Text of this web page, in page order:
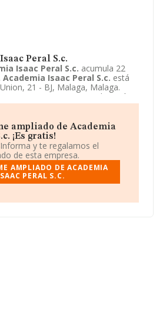
Peral S.c.
Isaac Peral S.c. acumula 22
Academia Isaac Peral S.c. está
21 - BJ, Malaga, Malaga.
como 8559 - Otra educación
Academia Isaac Peral S.c.es
ampliado de Academia
¡Es gratis!
y te regalamos el
de esta empresa.
AMPLIADO DE ACADEMIA
PERAL S.C.